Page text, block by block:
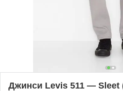
Джинси Levis 511 — Sleet